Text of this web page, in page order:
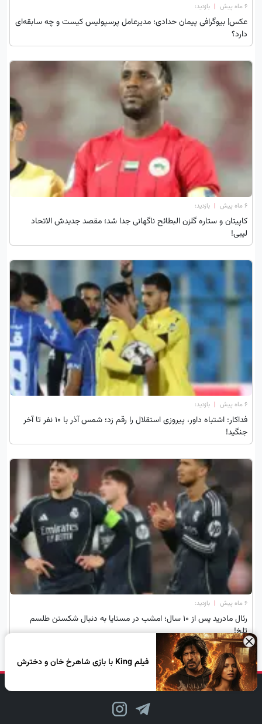
۶ ماه پیش | بازدید:
عکس| بیوگرافی پیمان حدادی؛ مدیرعامل پرسپولیس کیست و چه سابقه‌ای
دارد؟
۶ ماه پیش | بازدید:
کاپیتان و ستاره گلزن البطائح ناگهانی جدا شد؛ مقصد جدیدش الاتحاد
لیبی!
۶ ماه پیش | بازدید:
فداکار: اشتباه داور، پیروزی استقلال را رقم زد؛ شمس آذر با 10 نفر تا آخر
جنگید!
۶ ماه پیش | بازدید:
رئال مادرید پس از ۱۰ سال؛ امشب در مستایا به دنبال شکستن طلسم
تلخ!
×
فیلم King با بازی شاهرخ خان و دخترش
دنبال کن، لبخند بزن!